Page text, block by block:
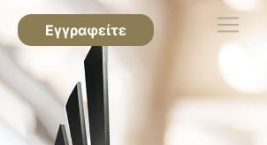
Εγγραφείτε